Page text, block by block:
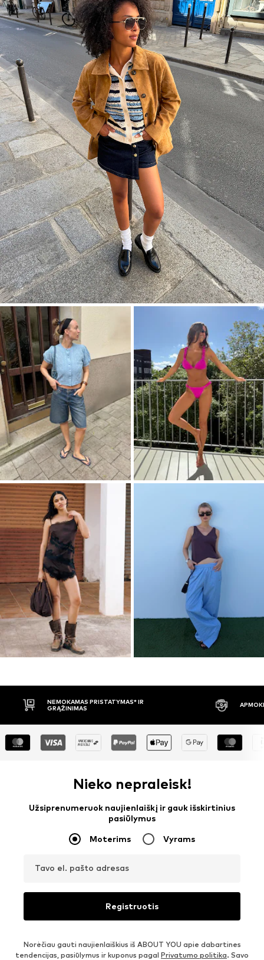
APMOKĖJIMAS PRISTAČIUS 30 DIENŲ
Nieko nepraleisk!
Užsiprenumeruok naujienlaiškį ir gauk išskirtinius
pasiūlymus
Moterims Vyrams
Tavo el. pašto adresas
Registruotis
Norėčiau gauti naujienlaiškius iš ABOUT YOU apie dabartines
tendencijas, pasiūlymus ir kuponus pagal Privatumo politika. Savo